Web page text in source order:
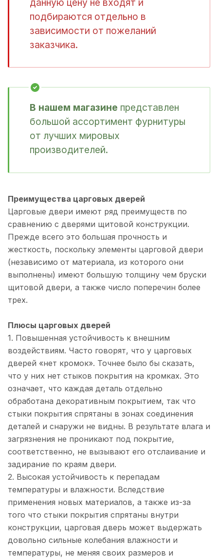
данную цену не входят и
подбираются отдельно в
зависимости от пожеланий
заказчика.
В нашем магазине представлен
большой ассортимент фурнитуры
от лучших мировых
производителей.
Преимущества царговых дверей
Царговые двери имеют ряд преимуществ по
сравнению с дверями щитовой конструкции.
Прежде всего это большая прочность и
жесткость, поскольку элементы царговой двери
(независимо от материала, из которого они
выполнены) имеют большую толщину чем бруски
щитовой двери, а также число поперечин более
трех.
Плюсы царговых дверей
1. Повышенная устойчивость к внешним
воздействиям. Часто говорят, что у царговых
дверей «нет кромок». Точнее было бы сказать,
что у них нет стыков покрытия на кромках. Это
означает, что каждая деталь отдельно
обработана декоративным покрытием, так что
стыки покрытия спрятаны в зонах соединения
деталей и снаружи не видны. В результате влага и
загрязнения не проникают под покрытие,
соответственно, не вызывают его отслаивание и
задирание по краям двери.
2. Высокая устойчивость к перепадам
температуры и влажности. Вследствие
применения новых материалов, а также из-за
того что стыки покрытия спрятаны внутри
конструкции, царговая дверь может выдержать
довольно сильные колебания влажности и
температуры, не меняя своих размеров и